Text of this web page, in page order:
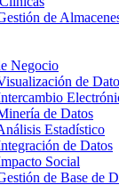
de
Negocio
de
de Datos
Estadístico
de Datos
Social
de Base de